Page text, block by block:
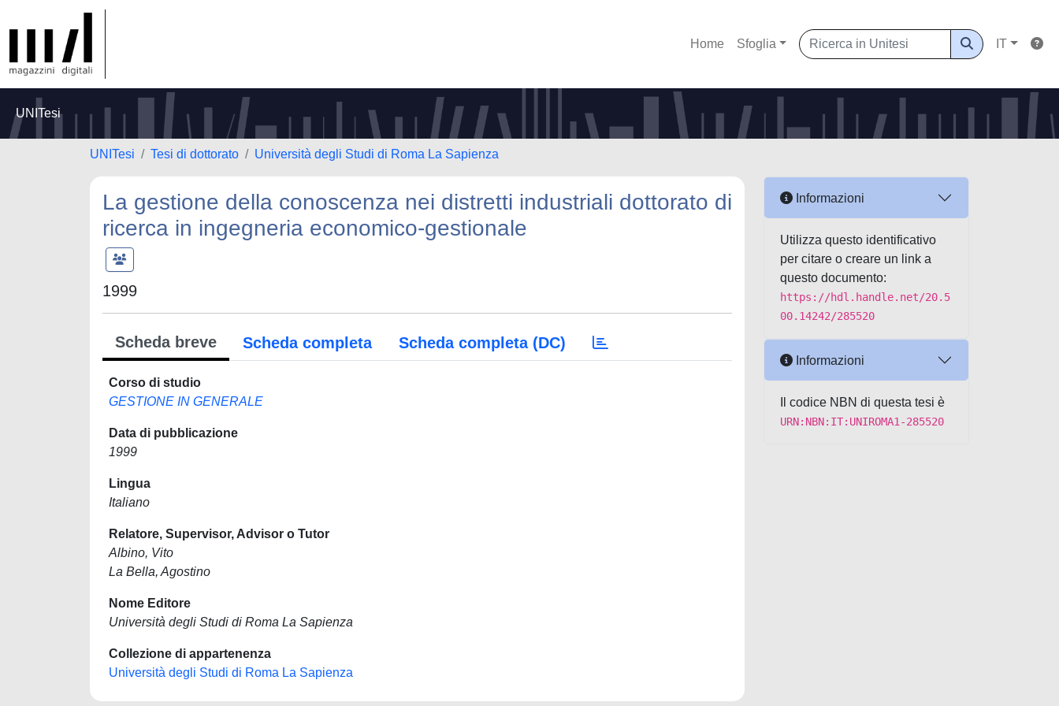
Home Sfoglia IT
UNITesi
UNITesi Tesi di dottorato Università degli Studi di Roma La Sapienza
La gestione della conoscenza nei distretti industriali dottorato di
ricerca in ingegneria economico-gestionale
1999
Scheda breve Scheda completa Scheda completa (DC)
Corso di studio
GESTIONE IN GENERALE
Data di pubblicazione
1999
Lingua
Italiano
Relatore, Supervisor, Advisor o Tutor
Albino, Vito
La Bella, Agostino
Nome Editore
Università degli Studi di Roma La Sapienza
Collezione di appartenenza
Università degli Studi di Roma La Sapienza
Informazioni
Utilizza questo identificativo
per citare o creare un link a
questo documento:
https://hdl.handle.net/20.5
00.14242/285520
Informazioni
Il codice NBN di questa tesi è
URN:NBN:IT:UNIROMA1-285520